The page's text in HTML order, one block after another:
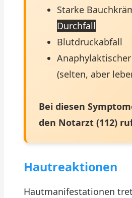
Starke
Durchfall
Blutdruckabfall
(selten, aber
Bei diesen
den Notarzt (112)
Hautreaktionen
Hautmanifestationen